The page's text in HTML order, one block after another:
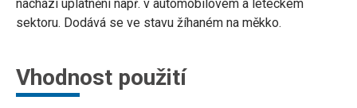
nachází uplatnění např. v automobilovém a leteckém
sektoru. Dodává se ve stavu žíhaném na měkko.
Vhodnost použití